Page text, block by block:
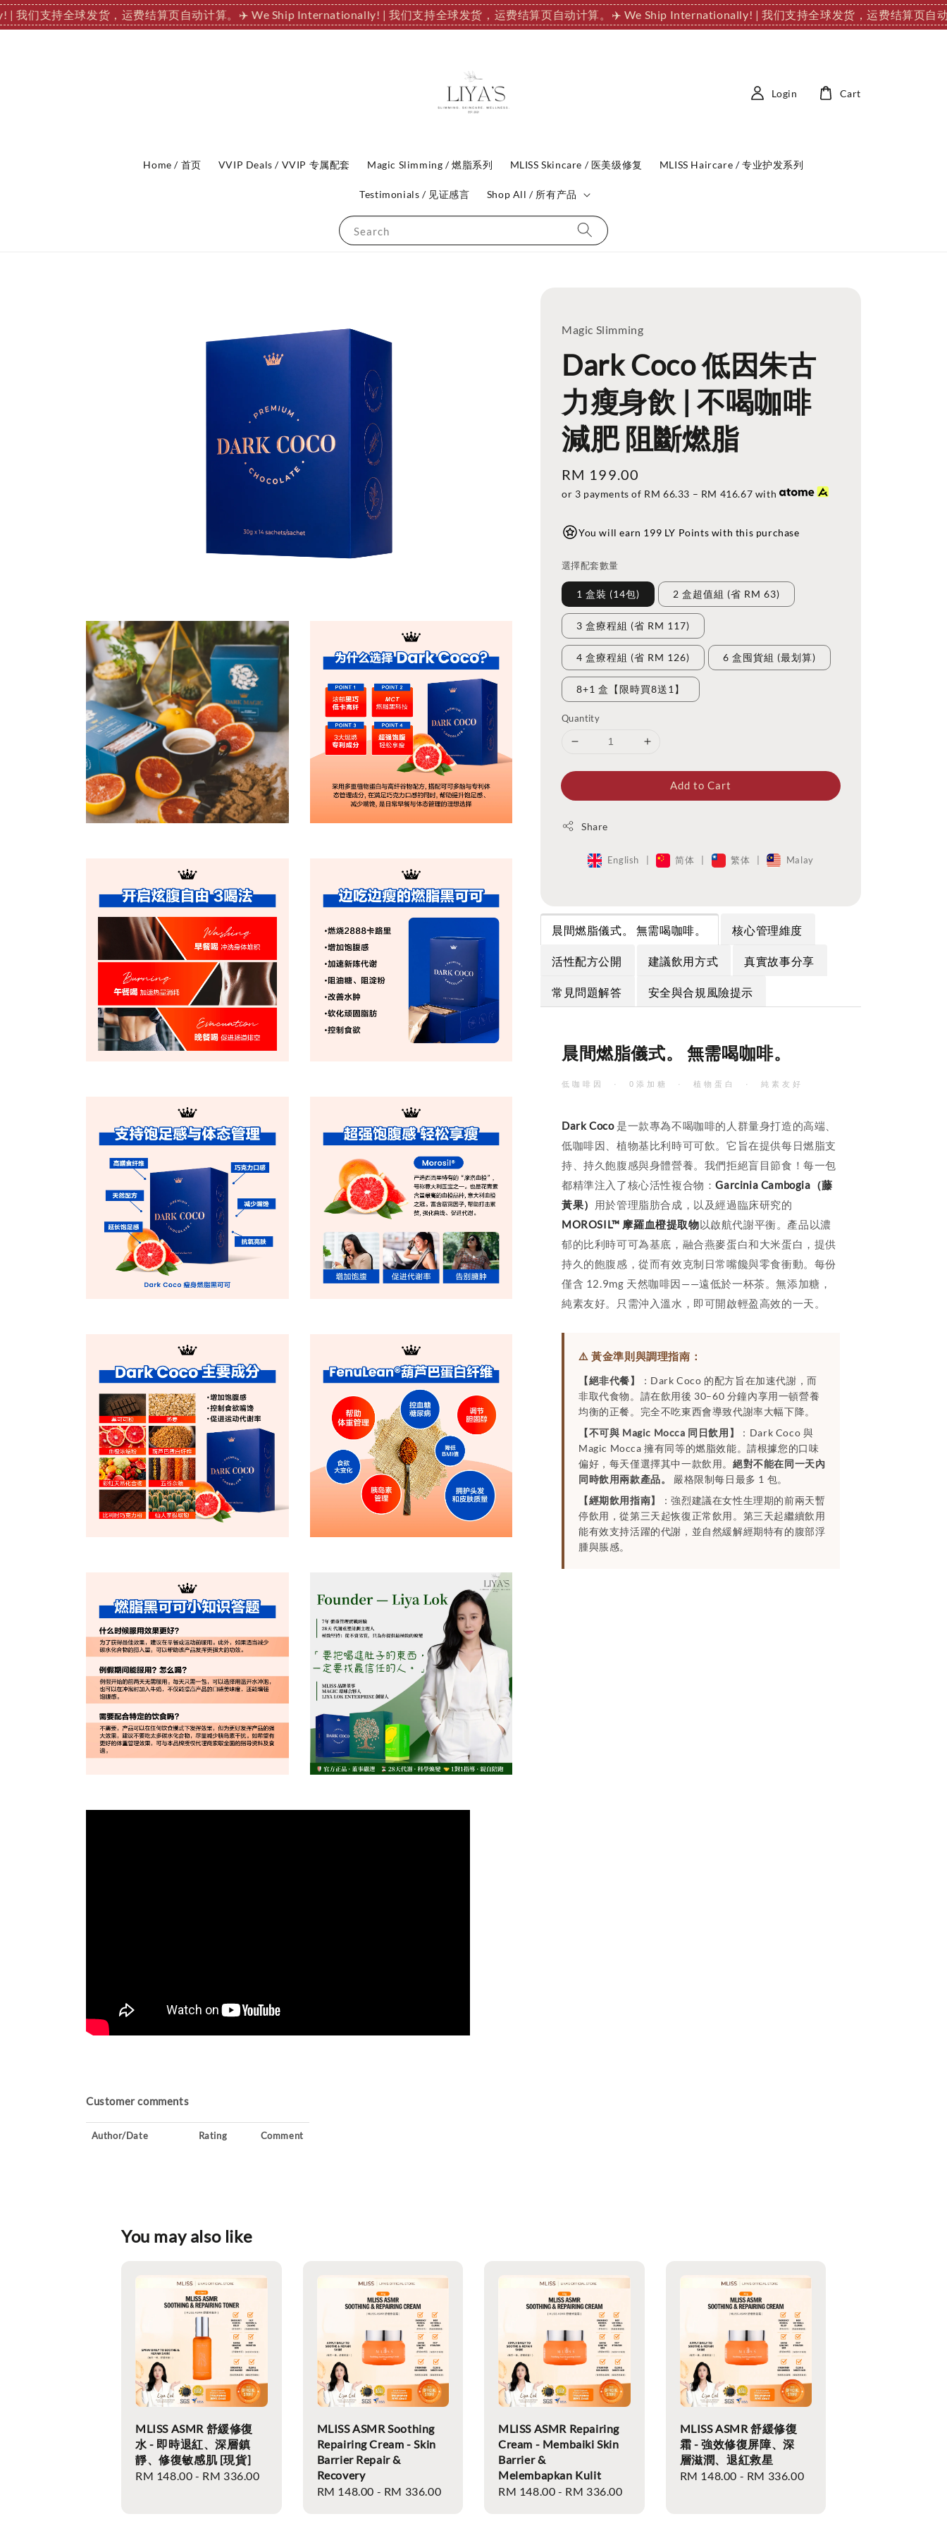
们支持全球发货，运费结算页自动计算。 ✈️ We Ship Internationally! | 我们支持全球发货，运费结算页自动计算。 ✈️ We Ship Internationally! | 我们支持全球发货，运费结算页自动
Search
Home / 首页 VVIP Deals / VVIP 专属配套 Magic Slimming / 燃脂系列 MLISS Skincare / 医美级修复 MLISS Haircare / 专业护发系列
Testimonials / 见证感言 Shop All / 所有产品
Login Cart
Magic Slimming
Dark Coco 低因朱古
力瘦身飲 | 不喝咖啡
減肥 阻斷燃脂
Regular
price
RM 199.00
or 3 payments of RM 66.33 – RM 416.67 with
You will earn 199 LY Points with this purchase
選擇配套數量
1 盒裝 (14包) 2 盒超值組 (省 RM 63)
3 盒療程組 (省 RM 117)
4 盒療程組 (省 RM 126) 6 盒囤貨組 (最划算)
8+1 盒【限時買8送1】
Quantity
Add to Cart
Share
English | 简体 | 繁体 | Malay
晨間燃脂儀式。 無需喝咖啡。 核心管理維度
活性配方公開 建議飲用方式 真實故事分享
常見問題解答 安全與合規風險提示
晨間燃脂儀式。 無需喝咖啡。
低咖啡因 · 0添加糖 · 植物蛋白 · 純素友好
Dark Coco是一款專為不喝咖啡的人群量身打造的高端、
低咖啡因、植物基比利時可可飲。它旨在提供每日燃脂支
持、持久飽腹感與身體營養。我們拒絕盲目節食！每一包
都精準注入了核心活性複合物：Garcinia Cambogia（藤
黃果）
用於管理脂肪合成，以及經過臨床研究的
MOROSIL™ 摩羅血橙提取物以啟航代謝平衡。產品以濃
郁的比利時可可為基底，融合燕麥蛋白和大米蛋白，提供
持久的飽腹感，從而有效克制日常嘴饞與零食衝動。每份
僅含 12.9mg 天然咖啡因——遠低於一杯茶。無添加糖，
純素友好。只需沖入溫水，即可開啟輕盈高效的一天。
⚠️ 黃金準則與調理指南：
【絕非代餐】
：Dark Coco 的配方旨在加速代謝，而
非取代食物。請在飲用後 30–60 分鐘內享用一頓營養
均衡的正餐。完全不吃東西會導致代謝率大幅下降。
【不可與 Magic Mocca 同日飲用】
：Dark Coco 與
Magic Mocca 擁有同等的燃脂效能。請根據您的口味
偏好，每天僅選擇其中一款飲用。絕對不能在同一天內
同時飲用兩款產品。
嚴格限制每日最多 1 包。
【經期飲用指南】
：強烈建議在女性生理期的前兩天暫
停飲用，從第三天起恢復正常飲用。第三天起繼續飲用
能有效支持活躍的代謝，並自然緩解經期特有的腹部浮
腫與脹感。
Customer comments
Author/Date Rating Comment
You may also like
MLISS ASMR 舒緩修復
水 - 即時退紅、深層鎮
靜、修復敏感肌 [現貨]
Regular
RM 148.00 - RM 336.00
MLISS ASMR Soothing
Repairing Cream - Skin
Barrier Repair &
Recovery
Regular
RM 148.00 - RM 336.00
MLISS ASMR Repairing
Cream - Membaiki Skin
Barrier &
Melembapkan Kulit
Regular
RM 148.00 - RM 336.00
MLISS ASMR 舒緩修復
霜 - 強效修復屏障、深
層滋潤、退紅救星
Regular
RM 148.00 - RM 336.00